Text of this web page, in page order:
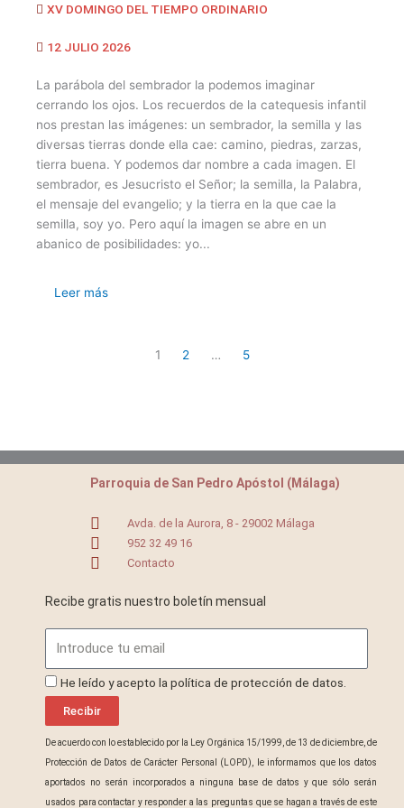
XV DOMINGO DEL TIEMPO ORDINARIO
12 JULIO 2026
La parábola del sembrador la podemos imaginar
cerrando los ojos. Los recuerdos de la catequesis infantil
nos prestan las imágenes: un sembrador, la semilla y las
diversas tierras donde ella cae: camino, piedras, zarzas,
tierra buena. Y podemos dar nombre a cada imagen. El
sembrador, es Jesucristo el Señor; la semilla, la Palabra,
el mensaje del evangelio; y la tierra en la que cae la
semilla, soy yo. Pero aquí la imagen se abre en un
abanico de posibilidades: yo...
Leer más
1 2 … 5
Parroquia de San Pedro Apóstol (Málaga)
Avda. de la Aurora, 8 - 29002 Málaga
952 32 49 16
Contacto
Recibe gratis nuestro boletín mensual
ProteccionDatos
He leído y acepto la política de protección de datos.
Recibir
De acuerdo con lo establecido por la Ley Orgánica 15/1999, de 13 de diciembre, de
Protección de Datos de Carácter Personal (LOPD), le informamos que los datos
aportados no serán incorporados a ninguna base de datos y que sólo serán
usados para contactar y responder a las preguntas que se hagan a través de este